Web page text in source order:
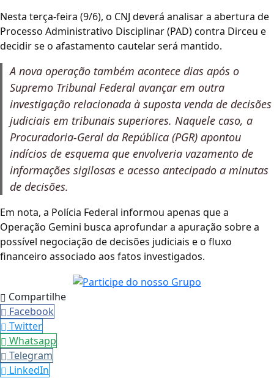
Nesta terça-feira (9/6), o CNJ deverá analisar a abertura de
Processo Administrativo Disciplinar (PAD) contra Dirceu e
decidir se o afastamento cautelar será mantido.
A nova operação também acontece dias após o
Supremo Tribunal Federal avançar em outra
investigação relacionada à suposta venda de decisões
judiciais em tribunais superiores. Naquele caso, a
Procuradoria-Geral da República (PGR) apontou
indícios de esquema que envolveria vazamento de
informações sigilosas e acesso antecipado a minutas
de decisões.
Em nota, a Polícia Federal informou apenas que a
Operação Gemini busca aprofundar a apuração sobre a
possível negociação de decisões judiciais e o fluxo
financeiro associado aos fatos investigados.
Compartilhe
Facebook
Twitter
Whatsapp
Telegram
LinkedIn